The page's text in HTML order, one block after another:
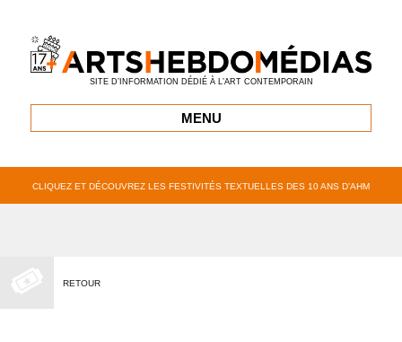
SITE D’INFORMATION DÉDIÉ À L’ART CONTEMPORAIN
MENU
CLIQUEZ ET DÉCOUVREZ LES FESTIVITÉS TEXTUELLES DES 10 ANS D’AHM
RETOUR